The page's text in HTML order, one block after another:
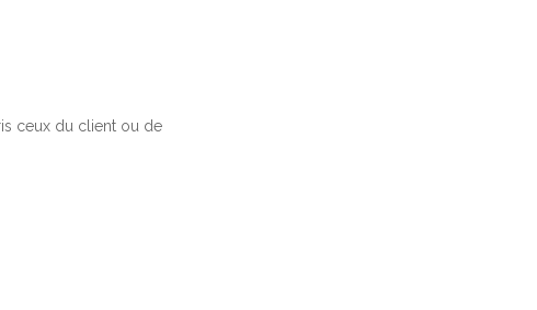
ceux du client ou de